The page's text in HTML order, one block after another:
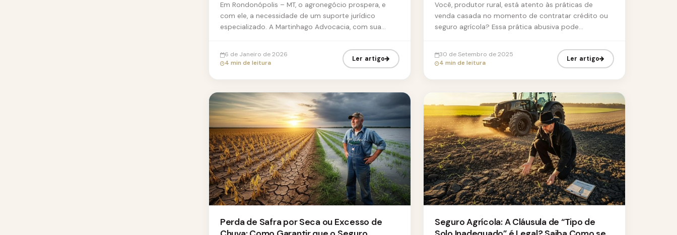
Em Rondonópolis – MT, o agronegócio prospera, e
com ele, a necessidade de um suporte jurídico
especializado. A Martinhago Advocacia, com sua
6 de Janeiro de 2026
4 min de leitura
Ler artigo
Você, produtor rural, está atento às práticas de
venda casada no momento de contratar crédito ou
seguro agrícola? Essa prática abusiva pode
30 de Setembro de 2025
4 min de leitura
Ler artigo
Perda de Safra por Seca ou Excesso de
Seguro Agrícola: A Cláusula de “Tipo de